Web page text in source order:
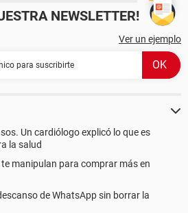
NEWSLETTER!
Ver un ejemplo
Un cardiólogo explicó lo que es
la salud
te manipulan para comprar más en
de WhatsApp sin borrar la